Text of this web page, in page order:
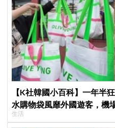
【K社韓國小百科】一年半
水購物袋風靡外國遊客，機
生活